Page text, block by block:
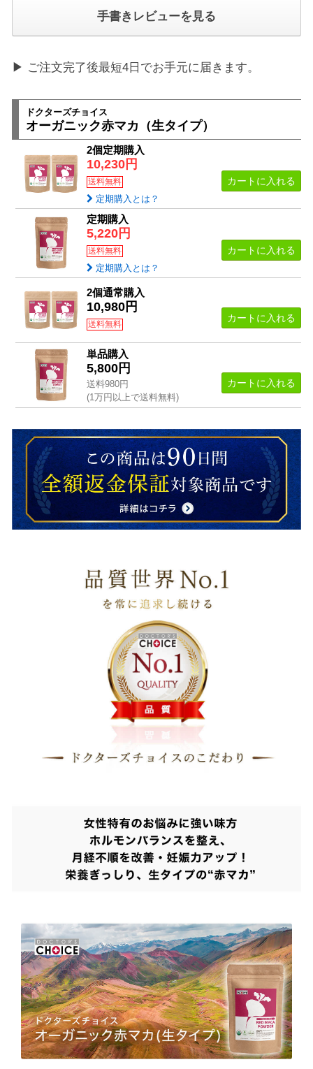
手書きレビューを見る
▶ ご注文完了後最短4日でお手元に届きます。
ドクターズチョイス
オーガニック赤マカ（生タイプ）
2個定期購入
10,230円
送料無料 カートに入れる
定期購入とは？
定期購入
5,220円
送料無料 カートに入れる
定期購入とは？
2個通常購入
10,980円
送料無料
カートに入れる
単品購入
5,800円
送料980円
(1万円以上で送料無料)
カートに入れる